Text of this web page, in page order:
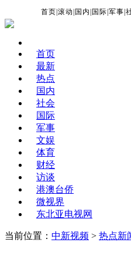
首页 |滚动 国内 国际 |军事 |
首页
最新
热点
国内
社会
国际
军事
文娱
体育
财经
访谈
港澳台侨
微视界
东北亚电视网
当前位置： 中新视频 > 热点新